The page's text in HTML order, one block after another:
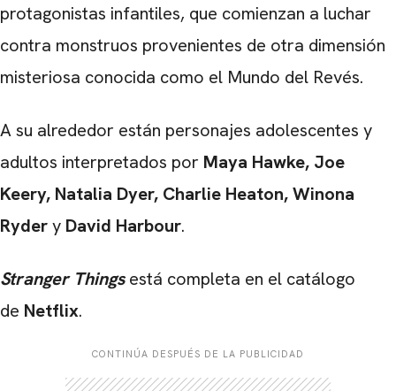
protagonistas infantiles, que comienzan a luchar
contra monstruos provenientes de otra dimensión
misteriosa conocida como el Mundo del Revés.
A su alrededor están personajes adolescentes y
adultos interpretados por Maya Hawke, Joe
Keery, Natalia Dyer, Charlie Heaton, Winona
Rydery David Harbour.
Stranger Thingsestá completa en el catálogo
de Netflix.
CONTINÚA DESPUÉS DE LA PUBLICIDAD